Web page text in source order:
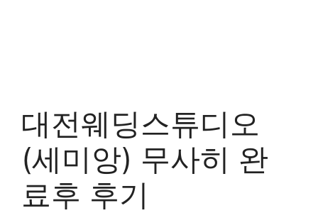
대전웨딩스튜디오
(세미앙) 무사히 완
료후 후기